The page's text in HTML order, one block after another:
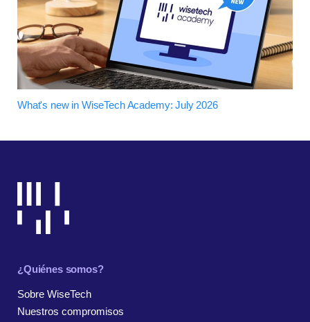
What's new in WiseTech Academy: July 2026
¿Quiénes somos?
Sobre WiseTech
Nuestros compromisos